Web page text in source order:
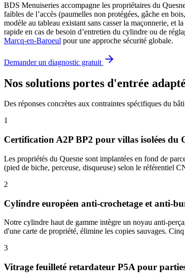
BDS Menuiseries accompagne les propriétaires du
faibles de l’accès (paumelles non protégées, gâche en
modèle au tableau existant sans casser la maçonnerie, et
rapide en cas de besoin d’entretien du cylindre ou de
Marcq-en-Baroeul pour une approche sécurité globale.
Demander un diagnostic gratuit
Nos solutions portes d'entrée
Des réponses concrètes aux contraintes spécifiques du
1
Certification A2P BP2 pour villas isolées du
Les propriétés du Quesne sont implantées en fond de
(pied de biche, perceuse, disqueuse) selon le référentiel
2
Cylindre européen anti-crochetage et anti-
Notre cylindre haut de gamme intègre un noyau anti-
d'une carte de propriété, élimine les copies sauvages.
3
Vitrage feuilleté retardateur P5A pour